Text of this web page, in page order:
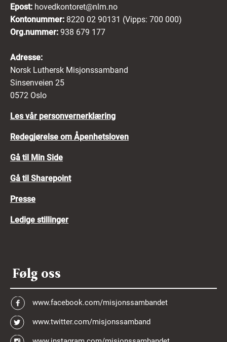
Epost: hovedkontoret@nlm.no
Kontonummer: 8220 02 90131 (Vipps: 700 000)
Org.nummer: 938 679 177
Adresse:
Norsk Luthersk Misjonssamband
Sinsenveien 25
0572 Oslo
Les vår personvernerklæring
Redegjørelse om Åpenhetsloven
Gå til Min Side
Gå til Sharepoint
Presse
Ledige stillinger
Følg oss
www.facebook.com/misjonssambandet
www.twitter.com/misjonssamband